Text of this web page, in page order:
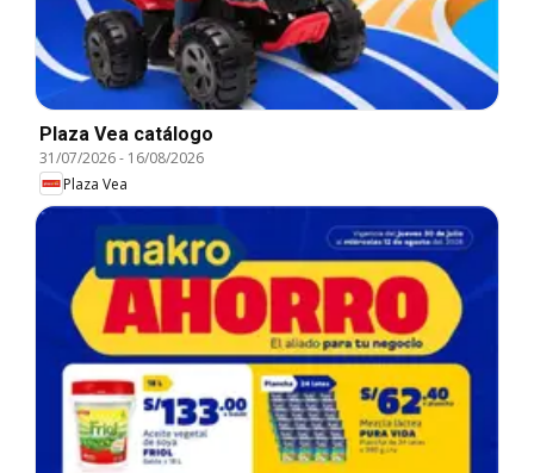
Plaza Vea catálogo
31/07/2026- 16/08/2026
Plaza Vea